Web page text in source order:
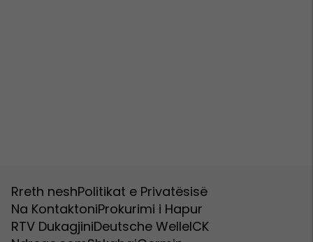
Rreth neshPolitikat e Privatësisë
Na KontaktoniProkurimi i Hapur
RTV DukagjiniDeutsche WelleICK